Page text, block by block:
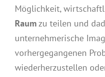
Möglichkeit,
Raumzu teilen und
unternehmerische
vorhergegangenen
wiederherzustellen